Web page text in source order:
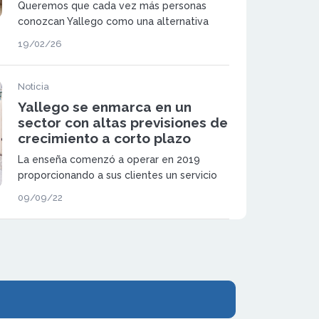
Queremos que cada vez más personas
conozcan Yallego como una alternativa
19/02/26
Noticia
Yallego se enmarca en un
sector con altas previsiones de
crecimiento a corto plazo
La enseña comenzó a operar en 2019
proporcionando a sus clientes un servicio
garantizaba un trato cercano y tarifas
económicas.
09/09/22